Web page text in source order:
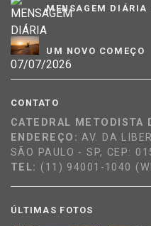
MENSAGEM
UM NOVO COMEÇO
CONTATO
CATEDRAL METODISTA
ENDEREÇO:AV. DA
SÃO PAULO - SP, CEP:
TEL: (11) 94001-1040
ÚLTIMAS FOTOS